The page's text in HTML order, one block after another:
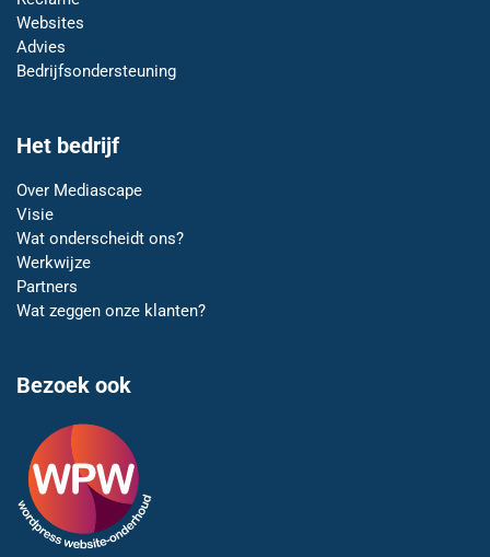
Websites
Advies
Bedrijfsondersteuning
Het bedrijf
Over Mediascape
Visie
Wat onderscheidt ons?
Werkwijze
Partners
Wat zeggen onze klanten?
Bezoek ook